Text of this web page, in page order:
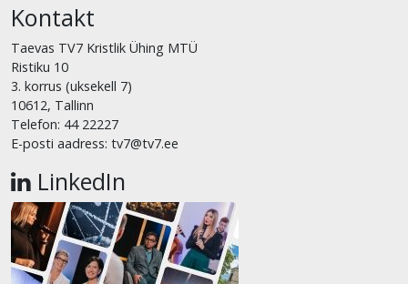
Kontakt
Taevas TV7 Kristlik Ühing MTÜ
Ristiku 10
3. korrus (uksekell 7)
10612, Tallinn
Telefon: 44 22227
E-posti aadress: tv7@tv7.ee
LinkedIn